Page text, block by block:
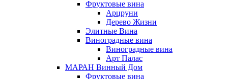
Фруктовые вина
Арцруни
Дерево Жизни
Элитные Вина
Виноградные вина
Виноградные вина
Арт Палас
МАРАН Винный Дом
Фруктовые вина